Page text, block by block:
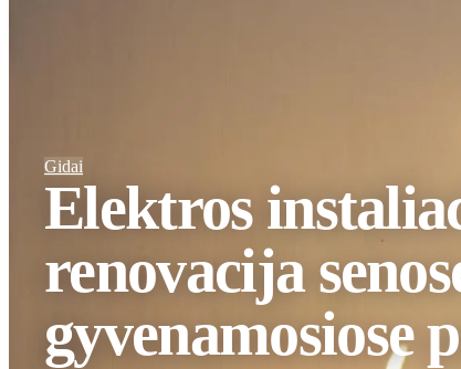
Gidai
Elektros
renovacija
gyvenamosiose